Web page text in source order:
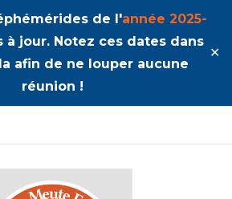
de l'année 2025-
à jour. Notez ces dates dans
afin de ne louper aucune
réunion !
✕